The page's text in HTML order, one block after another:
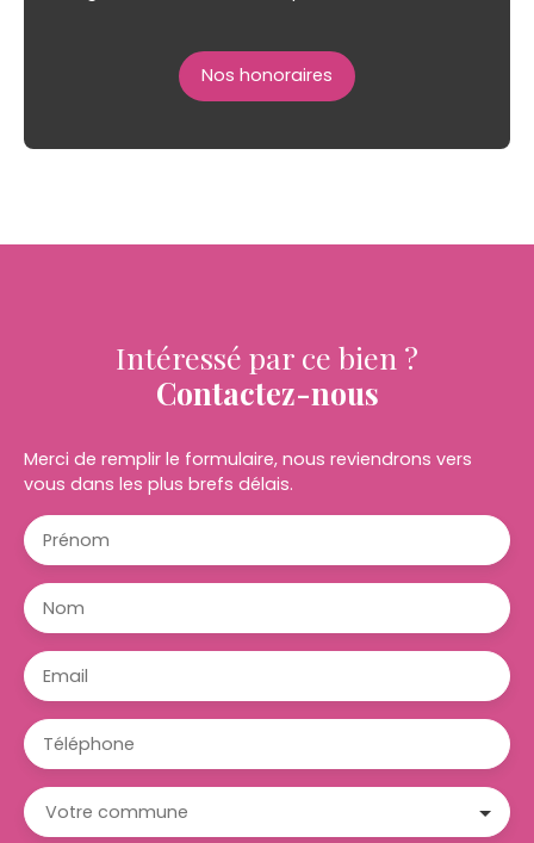
Nos honoraires
Intéressé par ce bien ?
Contactez-nous
Merci de remplir le formulaire, nous reviendrons vers
vous dans les plus brefs délais.
Prénom
Nom
Email
Téléphone
Votre commune